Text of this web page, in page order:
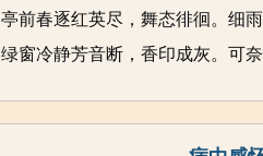
亭前春逐红英尽，舞态徘徊。细
绿窗冷静芳音断，香印成灰。可